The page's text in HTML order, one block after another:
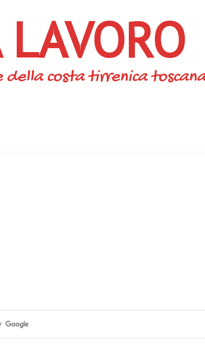
costa tirrenica